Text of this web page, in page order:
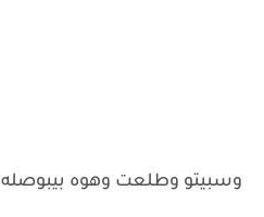
وسبيتو وطلعت وهوه بيبوصله